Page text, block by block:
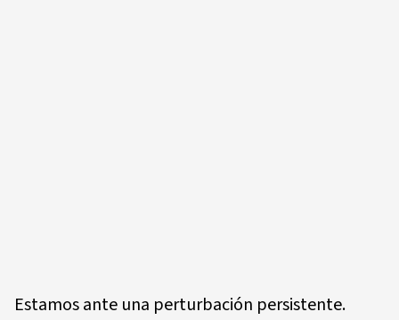
Estamos ante una perturbación persistente.